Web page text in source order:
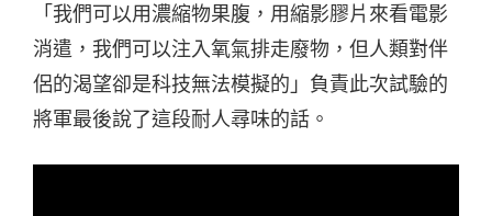
「我們可以用濃縮物果腹，用縮影膠片來看電影
消遣，我們可以注入氧氣排走廢物，但人類對伴
侶的渴望卻是科技無法模擬的」負責此次試驗的
將軍最後說了這段耐人尋味的話。